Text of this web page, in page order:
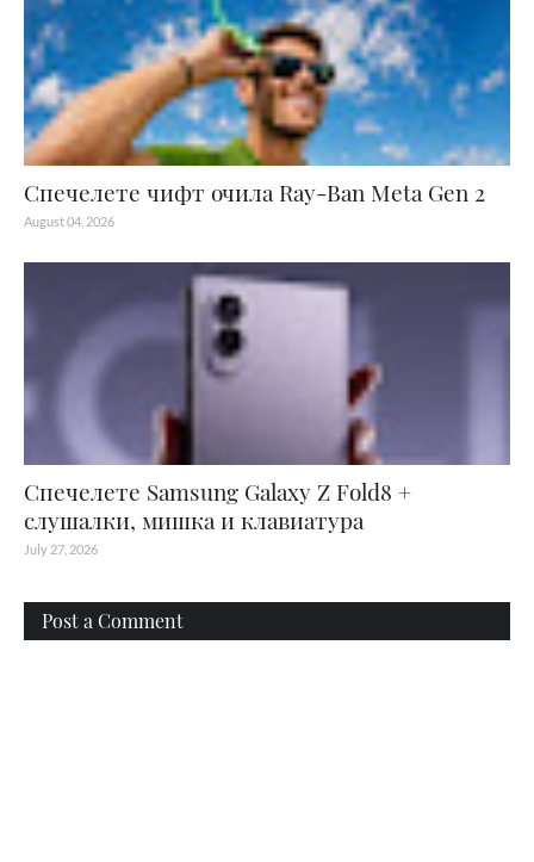
Спечелете чифт очила Ray-Ban Meta Gen 2
August 04, 2026
Спечелете Samsung Galaxy Z Fold8 +
слушалки, мишка и клавиатура
July 27, 2026
Post a Comment